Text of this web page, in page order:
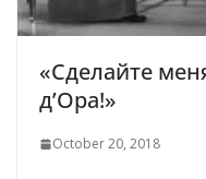
«Сделайте
д’Ора!»
October 20, 2018